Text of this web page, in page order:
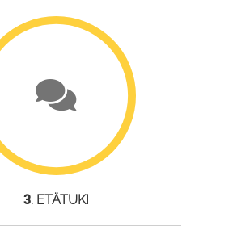
3. ETÄTUKI